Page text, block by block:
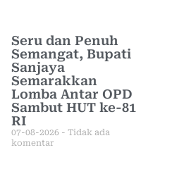
Seru dan Penuh
Semangat, Bupati
Sanjaya
Semarakkan
Lomba Antar OPD
Sambut HUT ke-81
RI
07-08-2026
Tidak ada
komentar